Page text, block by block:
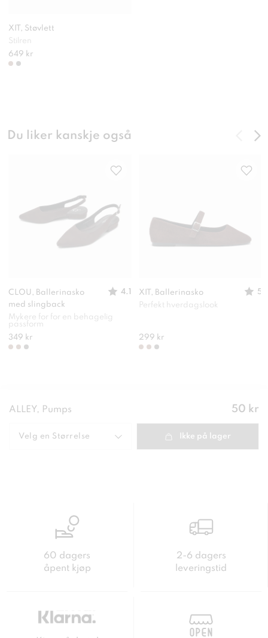
XIT, Støvlett
Stilren
649 kr
Du liker kanskje også
CLOU, Ballerinasko
med slingback
4.1
Mykere for for en behagelig
passform
349 kr
XIT, Ballerinasko
5
Perfekt hverdagslook
299 kr
ALLEY, Pumps Pris:
50 kr
Velg en Størrelse Ikke på lager
60 dagers
åpent kjøp
2-6 dagers
leveringstid